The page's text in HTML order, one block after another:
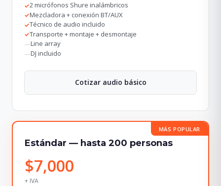
✓2 micrófonos Shure inalámbricos
✓Mezcladora + conexión BT/AUX
✓Técnico de audio incluido
✓Transporte + montaje + desmontaje
—Line array
—DJ incluido
Cotizar audio básico
MÁS POPULAR
Estándar — hasta 200 personas
$7,000
+ IVA